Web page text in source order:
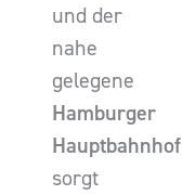
und der
nahe
gelegene
Hamburger
Hauptbahnhof
sorgt